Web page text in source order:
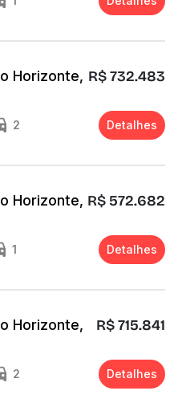
Horizonte, R$ 732.483
2 Detalhes
Horizonte, R$ 572.682
1 Detalhes
Horizonte,
R$ 715.841
2 Detalhes